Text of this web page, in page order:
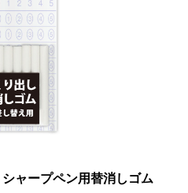
ャープペン用替消しゴム